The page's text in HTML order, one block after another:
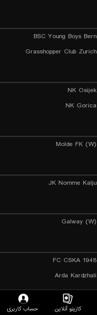
BSC Young Boys Bern
Grasshopper Club Zurich
NK Osijek
NK Gorica
Molde FK (W)
JK Nomme Kalju
Galway (W)
FC CSKA 1948
Arda Kardzhali
کازینو آنلاین حساب کاربری